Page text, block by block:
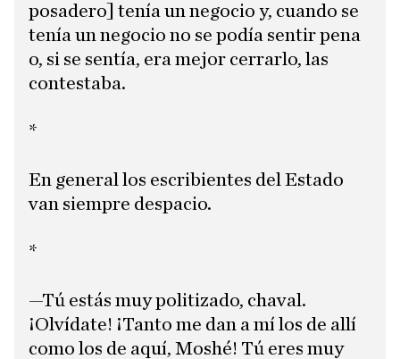
posadero] tenía un negocio y, cuando se
tenía un negocio no se podía sentir pena
o, si se sentía, era mejor cerrarlo, las
contestaba.
*
En general los escribientes del Estado
van siempre despacio.
*
—Tú estás muy politizado, chaval.
¡Olvídate! ¡Tanto me dan a mí los de allí
como los de aquí, Moshé! Tú eres muy